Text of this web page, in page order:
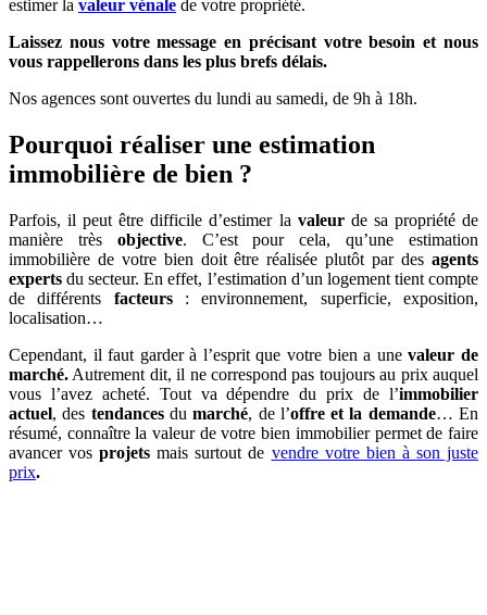
estimer la valeur vénale de votre propriété.
Laissez nous votre message en précisant votre besoin et nous
vous rappellerons dans les plus brefs délais.
Nos agences sont ouvertes du lundi au samedi, de 9h à 18h.
Pourquoi réaliser une estimation
immobilière de bien ?
Parfois, il peut être difficile d’estimer la valeurde sa propriété de
manière très objective. C’est pour cela, qu’une estimation
immobilière de votre bien doit être réalisée plutôt par des agents
experts du secteur. En effet, l’estimation d’un logement tient compte
de différents facteurs : environnement, superficie, exposition,
localisation…
Cependant, il faut garder à l’esprit que votre bien a unevaleur de
marché. Autrement dit, il ne correspond pas toujours au prix auquel
vous l’avez acheté. Tout va dépendre du prix de l’immobilier
actuel, des tendancesdumarché, de l’offre et la demande… En
résumé, connaître la valeur de votre bien immobilier permet de faire
avancer vosprojets mais surtout de vendre votre bien à son juste
prix.